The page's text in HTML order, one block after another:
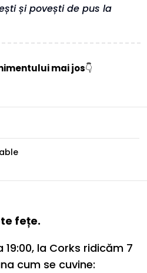
și povești de pus la
mai jos👇
fețe.
la Corks ridicăm 7
cum se cuvine: